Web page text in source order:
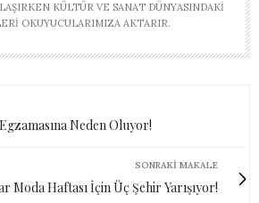
KÜLTÜR VE SANAT DÜNYASINDAKI
OKUYUCULARIMIZA AKTARIR.
Neden Oluyor!
SONRAKI MAKALE
Moda Haftası İçin Üç Şehir Yarışıyor!